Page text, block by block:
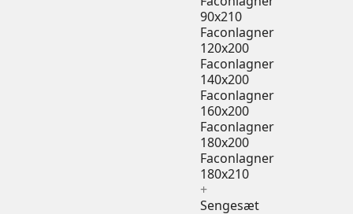
90x210
Faconlagner
120x200
Faconlagner
140x200
Faconlagner
160x200
Faconlagner
180x200
Faconlagner
180x210
+
Sengesæt